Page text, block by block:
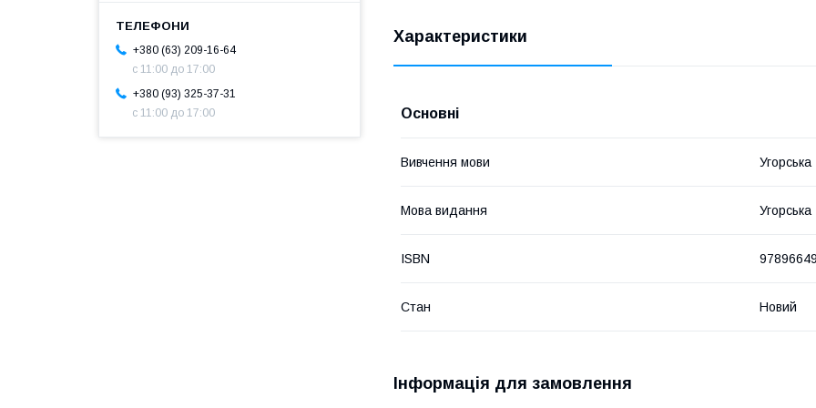
Характеристики
Основні
Вивчення мови Угорська
Мова видання Угорська
ISBN
Стан Новий
Інформація для замовлення
+380 (63) 209-16-64
с 11:00 до 17:00
+380 (93) 325-37-31
с 11:00 до 17:00